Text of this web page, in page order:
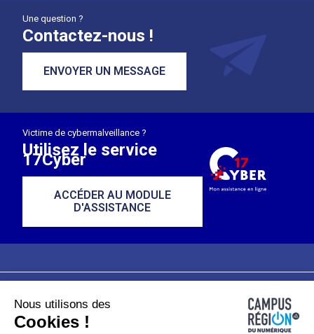
Une question ?
Contactez-nous !
ENVOYER UN MESSAGE
Victime de cybermalveillance ?
Utilisez le service
17Cyber
ACCÉDER AU MODULE
D'ASSISTANCE
Plan du site
Nous utilisons des
Cookies !